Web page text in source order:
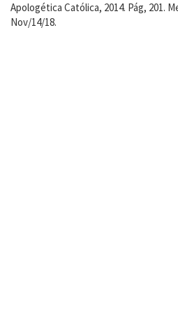
Apologética Católica, 2014. Pág, 201.
Nov/14/18.